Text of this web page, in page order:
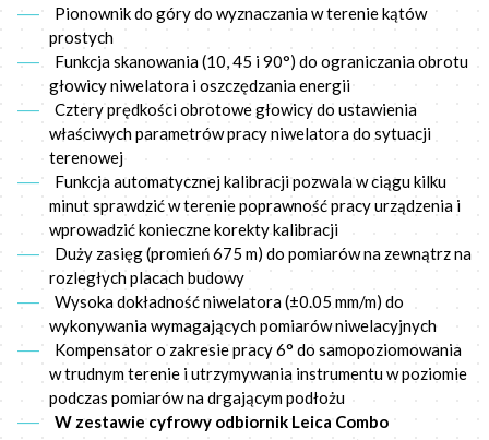
Pionownik do góry do wyznaczania w terenie kątów
prostych
Funkcja skanowania (10, 45 i 90°) do ograniczania obrotu
głowicy niwelatora i oszczędzania energii
Cztery prędkości obrotowe głowicy do ustawienia
właściwych parametrów pracy niwelatora do sytuacji
terenowej
Funkcja automatycznej kalibracji pozwala w ciągu kilku
minut sprawdzić w terenie poprawność pracy urządzenia i
wprowadzić konieczne korekty kalibracji
Duży zasięg (promień 675 m) do pomiarów na zewnątrz na
rozległych placach budowy
Wysoka dokładność niwelatora (±0.05 mm/m) do
wykonywania wymagających pomiarów niwelacyjnych
Kompensator o zakresie pracy 6° do samopoziomowania
w trudnym terenie i utrzymywania instrumentu w poziomie
podczas pomiarów na drgającym podłożu
W zestawie cyfrowy odbiornik Leica Combo